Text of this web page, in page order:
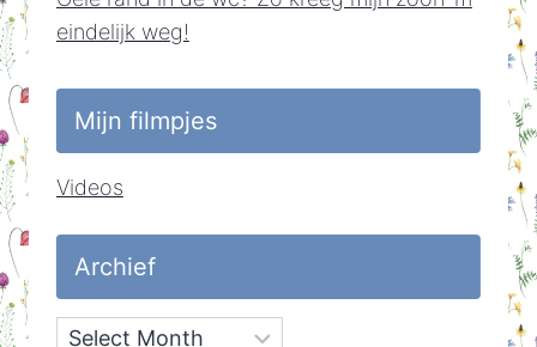
eindelijk weg!
Mijn filmpjes
Videos
Archief
Archief